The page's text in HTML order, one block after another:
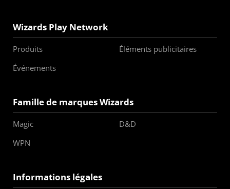
Wizards Play Network
Produits
Éléments publicitaires
Événements
Famille de marques Wizards
Magic
D&D
WPN
Informations légales